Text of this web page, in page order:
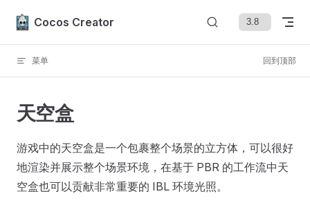
Skip to content
Cocos Creator
菜单 回到顶部
天空盒
游戏中的天空盒是一个包裹整个场景的立方体，可以很好
地渲染并展示整个场景环境，在基于 PBR 的工作流中天
空盒也可以贡献非常重要的 IBL 环境光照。